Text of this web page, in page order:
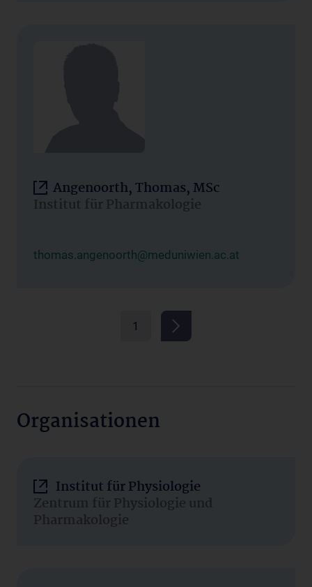
Angenoorth, Thomas, MSc
Institut für Pharmakologie
thomas.angenoorth@meduniwien.ac.at
1
Organisationen
Institut für Physiologie
Zentrum für Physiologie und
Pharmakologie